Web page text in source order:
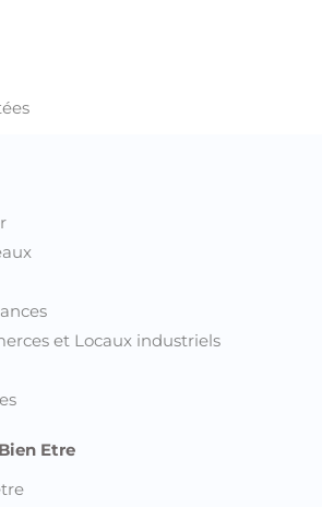
et Locaux industriels
Etre